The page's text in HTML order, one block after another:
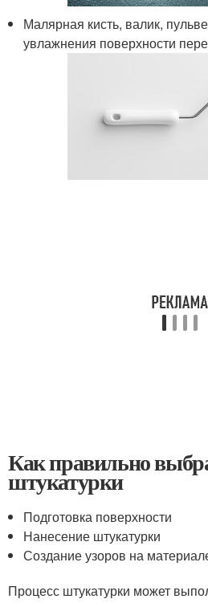
Малярная кисть, валик,
увлажнения поверхности
Как правильно
штукатурки
Подготовка поверхности
Нанесение штукатурки
Создание узоров на
Процесс штукатурки может